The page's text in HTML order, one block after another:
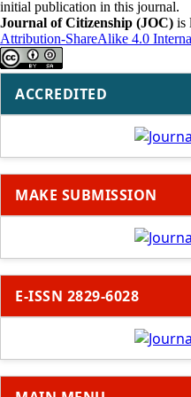
initial publication in this journal.
Journal of Citizenship (JOC) is
Attribution-ShareAlike 4.0
ACCREDITED
MAKE SUBMISSION
E-ISSN 2829-6028